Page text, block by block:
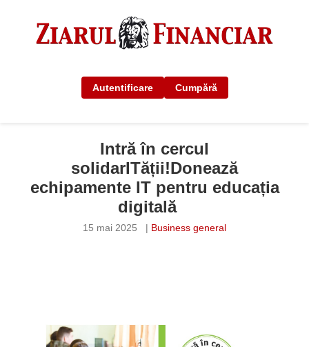
Autentificare Cumpără
Intră în cercul
solidarITății!Donează
echipamente IT pentru educația
digitală
15 mai 2025 | Business general